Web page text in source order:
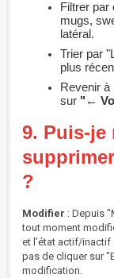
Filtrer par
mugs,
latéral.
Trier par
plus
Revenir à
sur "←
9. Puis-je
?
Modifier : Depuis
tout moment
et l’état actif/inactif
pas de cliquer sur
modification.